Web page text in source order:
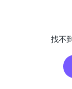
找不